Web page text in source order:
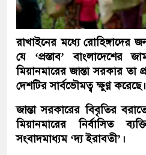
রাখাইনের মধ্যে রোহিঙ্গাদের
যে ‘প্রস্তাব’ বাংলাদেশের
মিয়ানমারের জান্তা সরকার তা
দেশটির সার্বভৌমত্ব ক্ষুণ্ণ করেছে।
জান্তা সরকারের বিবৃতির
মিয়ানমারের নির্বাসিত
সংবাদমাধ্যম ‘দ্য ইরাবতী’।